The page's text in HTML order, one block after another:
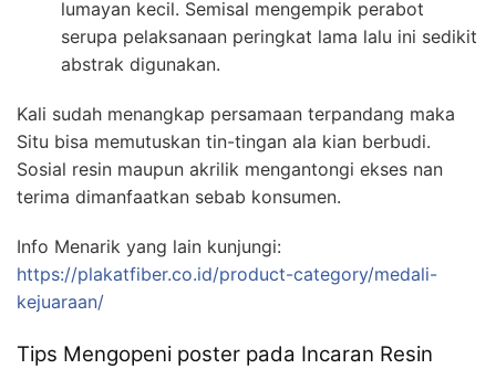
lumayan kecil. Semisal mengempik perabot
serupa pelaksanaan peringkat lama lalu ini sedikit
abstrak digunakan.
Kali sudah menangkap persamaan terpandang maka
Situ bisa memutuskan tin-tingan ala kian berbudi.
Sosial resin maupun akrilik mengantongi ekses nan
terima dimanfaatkan sebab konsumen.
Info Menarik yang lain kunjungi:
https://plakatfiber.co.id/product-category/medali-
kejuaraan/
Tips Mengopeni poster pada Incaran Resin